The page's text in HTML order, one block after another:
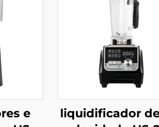
e
liquidificador